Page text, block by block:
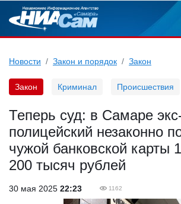
Новости Закон и порядок Закон
Закон Криминал Происшествия
Теперь суд: в Самаре
полицейский незаконно
чужой банковской карты
200 тысяч рублей
30 мая 2025 22:23 1162